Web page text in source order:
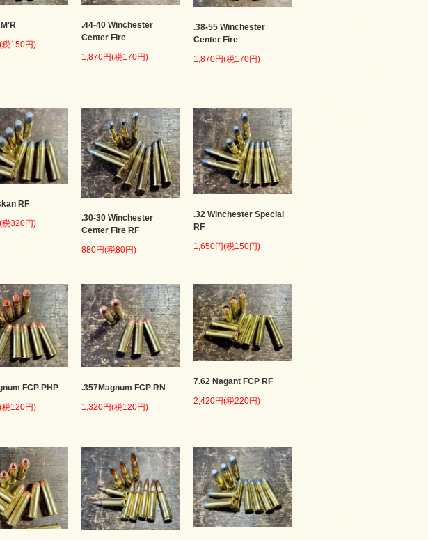
税150円)
.44-40 Winchester
Center Fire
1,870円(税170円)
.38-55 Winchester
Center Fire
1,870円(税170円)
RF
320円)
.30-30 Winchester
Center Fire RF
880円(税80円)
.32 Winchester Special
RF
1,650円(税150円)
FCP PHP
税120円)
.357Magnum FCP RN
1,320円(税120円)
7.62 Nagant FCP RF
2,420円(税220円)